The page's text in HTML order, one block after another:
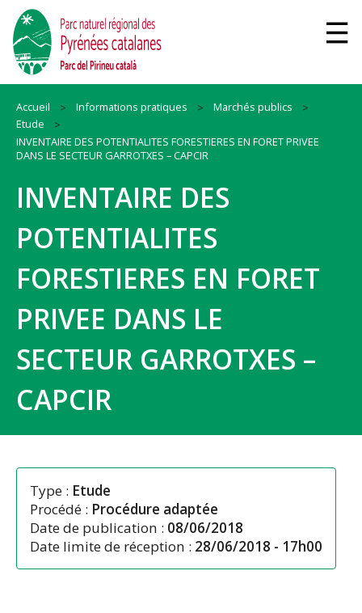
Accueil Informations pratiques
Marchés publics
Etude
INVENTAIRE DES POTENTIALITES FORESTIERES EN FORET PRIVEE
DANS LE SECTEUR GARROTXES – CAPCIR
INVENTAIRE DES
POTENTIALITES
FORESTIERES EN FORET
PRIVEE DANS LE
SECTEUR GARROTXES –
CAPCIR
Type : Etude
Procédé : Procédure adaptée
Date de publication : 08/06/2018
Date limite de réception : 28/06/2018 - 17h00